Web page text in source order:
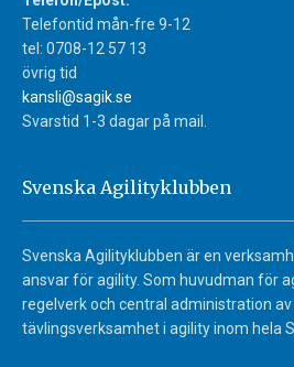
Telefontid mån-fre 9-12
tel: 0708-12 57 13
övrig tid
kansli@sagik.se
Svarstid 1-3 dagar på mail.
Svenska Agilityklubben
Svenska Agilityklubben är en
ansvar för agility. Som huvudman för
regelverk och central administration
tävlingsverksamhet i agility inom hela